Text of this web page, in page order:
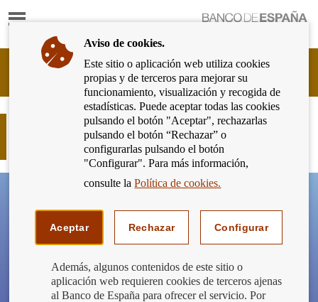
Mostrar
Ir
página
de
inicio
del
Banco
de
España
Cliente
Bancario
Banco
España
Eurosistema,
¿Para qué sirve el concepto de una
transferencia?
Aviso de cookies.
Este sitio o aplicación web utiliza cookies
propias y de terceros para mejorar su
funcionamiento, visualización y recogida de
estadísticas. Puede aceptar todas las cookies
pulsando el botón "Aceptar", rechazarlas
pulsando el botón “Rechazar” o
configurarlas pulsando el botón
"Configurar". Para más información,
consulte laPolítica de cookies.
Aceptar Rechazar Configurar
Además, algunos contenidos de este sitio o
aplicación web requieren cookies de terceros ajenas
al Banco de España para ofrecer el servicio. Por